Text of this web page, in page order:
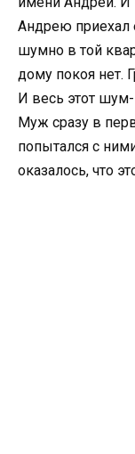
Андрею приехал
шумно в той
дому покоя нет.
И весь этот
Муж сразу в
попытался с
оказалось, что